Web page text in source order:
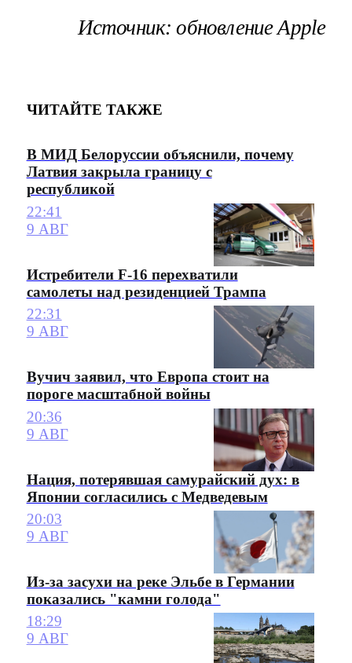
Источник: обновление Apple
ЧИТАЙТЕ ТАКЖЕ
В МИД Белоруссии объяснили, почему
Латвия закрыла границу с
республикой
22:41
9 АВГ
Истребители F-16 перехватили
самолеты над резиденцией Трампа
22:31
9 АВГ
Вучич заявил, что Европа стоит на
пороге масштабной войны
20:36
9 АВГ
Нация, потерявшая самурайский дух: в
Японии согласились с Медведевым
20:03
9 АВГ
Из-за засухи на реке Эльбе в Германии
показались "камни голода"
18:29
9 АВГ